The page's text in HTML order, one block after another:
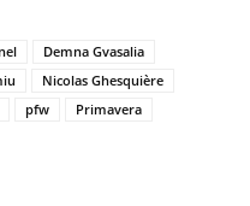
Demna Gvasalia
Nicolas Ghesquière
pfw
Primavera